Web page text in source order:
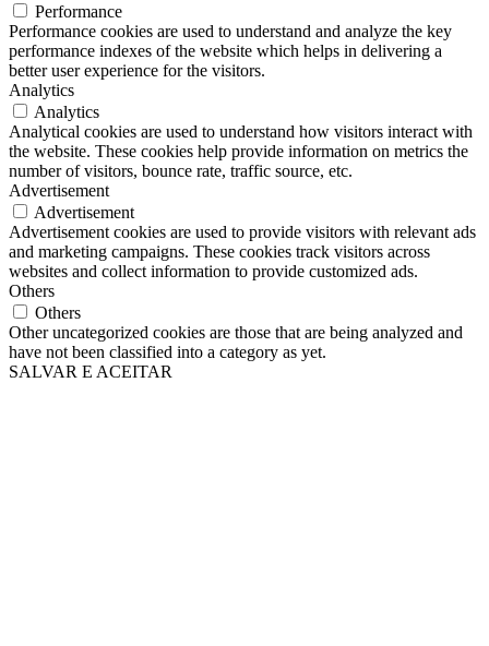
Performance
Performance cookies are used to understand and analyze the key
performance indexes of the website which helps in delivering a
better user experience for the visitors.
Analytics
Analytics
Analytical cookies are used to understand how visitors interact with
the website. These cookies help provide information on metrics the
number of visitors, bounce rate, traffic source, etc.
Advertisement
Advertisement
Advertisement cookies are used to provide visitors with relevant ads
and marketing campaigns. These cookies track visitors across
websites and collect information to provide customized ads.
Others
Others
Other uncategorized cookies are those that are being analyzed and
have not been classified into a category as yet.
SALVAR E ACEITAR